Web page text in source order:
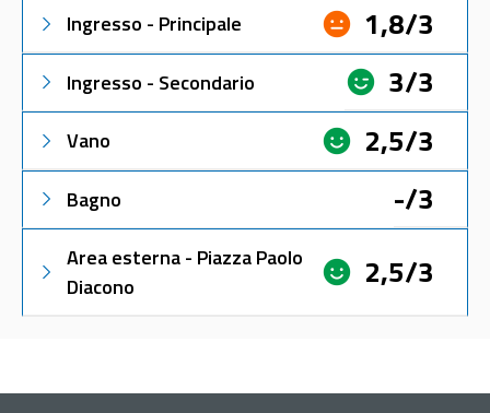
Ingresso - Principale 1,8/3
Ingresso - Secondario 3/3
Vano 2,5/3
Bagno -/3
Area esterna - Piazza Paolo
Diacono
2,5/3